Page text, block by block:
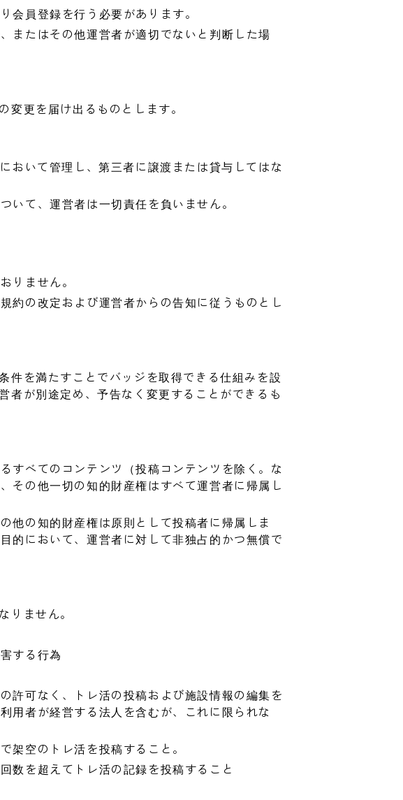
会員登録を行う必要があります。
またはその他運営者が適切でないと判断した場
更を届け出るものとします。
おいて管理し、第三者に譲渡または貸与してはな
て、運営者は一切責任を負いません。
りません。
約の改定および運営者からの告知に従うものとし
件を満たすことでバッジを取得できる仕組みを設
者が別途定め、予告なく変更することができるも
すべてのコンテンツ（投稿コンテンツを除く。な
その他一切の知的財産権はすべて運営者に帰属し
他の知的財産権は原則として投稿者に帰属しま
的において、運営者に対して非独占的かつ無償で
ません。
する行為
許可なく、トレ活の投稿および施設情報の編集を
用者が経営する法人を含むが、これに限られな
架空のトレ活を投稿すること。
数を超えてトレ活の記録を投稿すること